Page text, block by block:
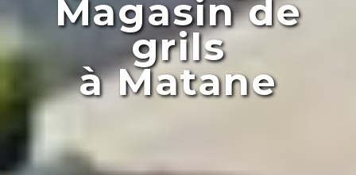
Magasin de
grils
à Matane